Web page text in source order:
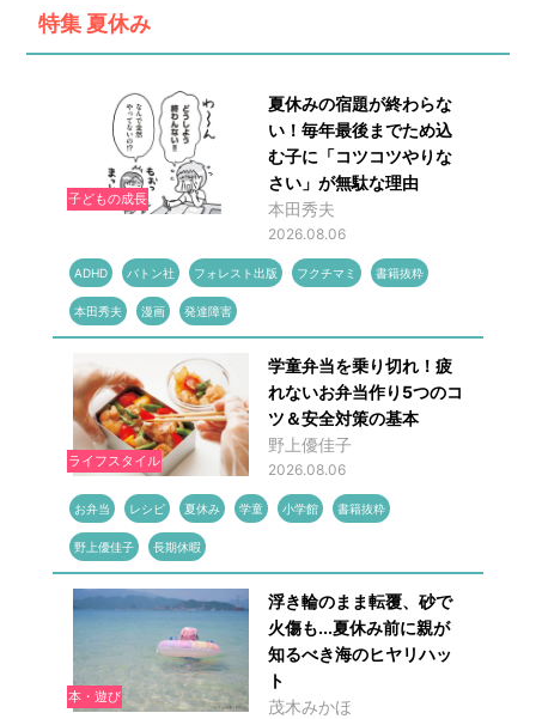
特集 夏休み
子どもの成長
夏休みの宿題が終わらな
い！毎年最後までため込
む子に「コツコツやりな
さい」が無駄な理由
本田秀夫
2026.08.06
ADHD バトン社 フォレスト出版 フクチマミ 書籍抜粋
本田秀夫 漫画 発達障害
ライフスタイル
学童弁当を乗り切れ！疲
れないお弁当作り5つのコ
ツ＆安全対策の基本
野上優佳子
2026.08.06
お弁当 レシピ 夏休み 学童 小学館 書籍抜粋
野上優佳子 長期休暇
本・遊び
浮き輪のまま転覆、砂で
火傷も...夏休み前に親が
知るべき海のヒヤリハッ
ト
茂木みかほ